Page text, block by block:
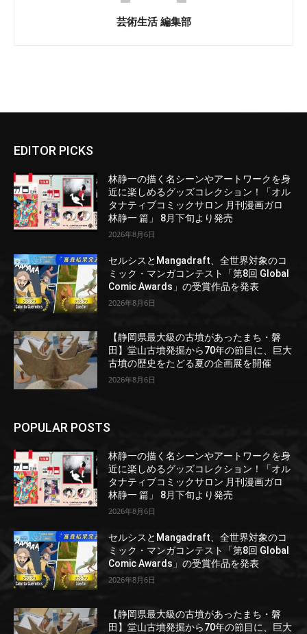
芸術生活 編集部
EDITOR PICKS
林静一の描く名シーンやアートワークを身
近に楽しめるグッズコレクション！「オル
タナティブコミックサロン 月刊漫画ガロ
林静一 篇」 8月下旬より発売
2026年8月6日
セルシスとMangadraft、全世界対象のコ
ミック・マンガコンテスト「第8回 Global
Comic Awards」の受賞作品を発表
2026年8月6日
【静岡県最大級の古墳があったまち・磐
田】堂山古墳発掘から70年の節目に、巨大
古墳の歴史をたどる夏の企画展を開催
2026年8月6日
POPULAR POSTS
林静一の描く名シーンやアートワークを身
近に楽しめるグッズコレクション！「オル
タナティブコミックサロン 月刊漫画ガロ
林静一 篇」 8月下旬より発売
2026年8月6日
セルシスとMangadraft、全世界対象のコ
ミック・マンガコンテスト「第8回 Global
Comic Awards」の受賞作品を発表
2026年8月6日
【静岡県最大級の古墳があったまち・磐
田】堂山古墳発掘から70年の節目に、巨大